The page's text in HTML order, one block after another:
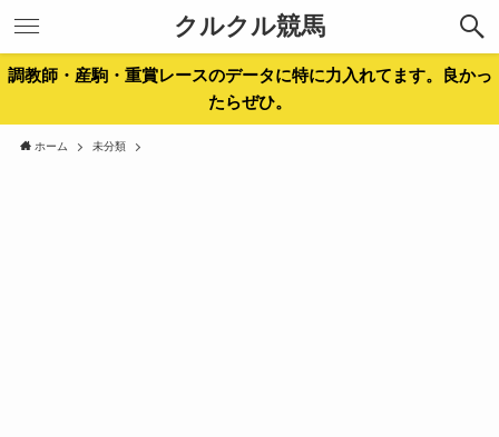
クルクル競馬
調教師・産駒・重賞レースのデータに特に力入れてます。良かっ
たらぜひ。
ホーム 未分類